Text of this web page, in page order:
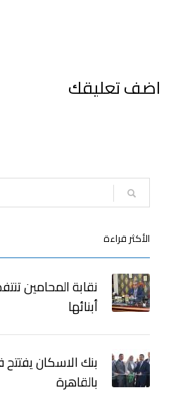
اضف تعليقك
الأكثر قراءة
نقابة المحامين
أبنائها
بنك الاسكان
بالقاهرة